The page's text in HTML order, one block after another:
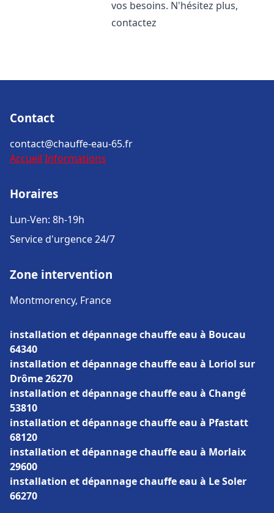
vos besoins. N'hésitez plus,
contactez
Contact
contact@chauffe-eau-65.fr
Accueil Informations
Horaires
Lun-Ven: 8h-19h
Service d'urgence 24/7
Zone intervention
Montmorency, France
installation et dépannage chauffe eau à Boucau
64340
installation et dépannage chauffe eau à Loriol sur
Drôme 26270
installation et dépannage chauffe eau à Changé
53810
installation et dépannage chauffe eau à Pfastatt
68120
installation et dépannage chauffe eau à Morlaix
29600
installation et dépannage chauffe eau à Le Soler
66270